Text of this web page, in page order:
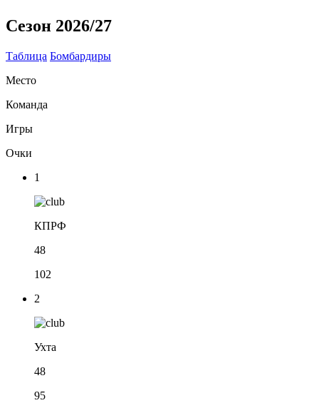
Сезон 2026/27
Таблица Бомбардиры
Место
Команда
Игры
Очки
1
КПРФ
48
102
2
Ухта
48
95